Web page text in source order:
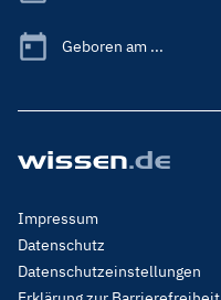
Geboren am ...
Footer
Menu
Legal
Impressum
Datenschutz
Datenschutzeinstellungen